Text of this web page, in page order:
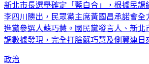
新北市長選舉確定「藍白合」，根據民調
李四川勝出，民眾黨主席黃國昌承諾會全
進黨參選人蘇巧慧。國民黨發言人、新北
調數據發現，完全打臉蘇巧慧及側翼連日
政治